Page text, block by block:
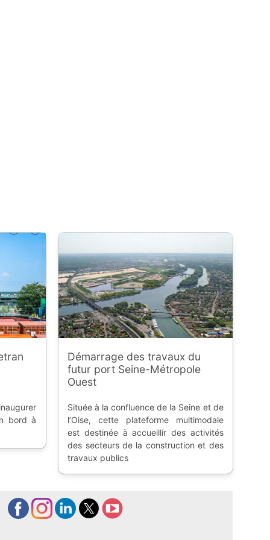
bord à
Démarrage des travaux du
futur port Seine-Métropole
Ouest
Située à la confluence de la Seine et de
l’Oise, cette plateforme multimodale
est destinée à accueillir des activités
des secteurs de la construction et des
travaux publics